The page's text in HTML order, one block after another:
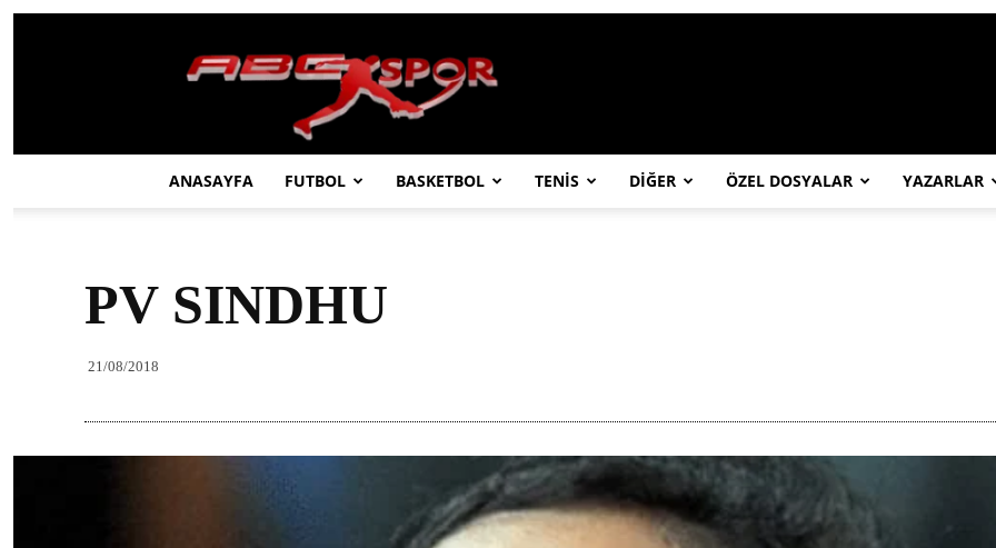
ABC
SPOR
ANASAYFA FUTBOL BASKETBOL TENİS DİĞER ÖZEL DOSYALAR YAZARLAR
PV SINDHU
21/08/2018